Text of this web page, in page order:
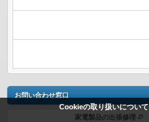
Cookieの取り扱いについて
お問い合わせ窓口
家電製品の出張修理